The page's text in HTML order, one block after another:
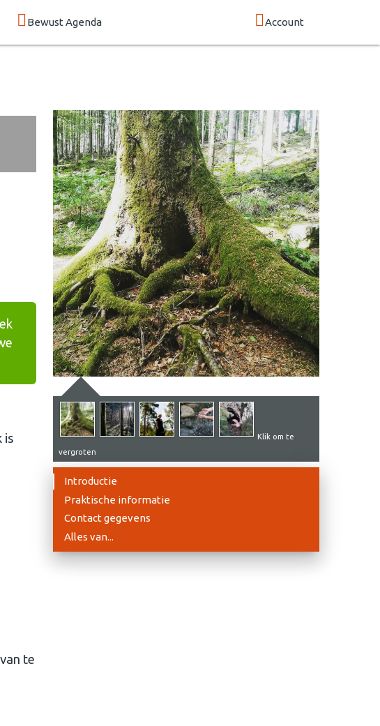
Bewust Agenda Account
is
te
Klik om te
vergroten
Introductie
Praktische informatie
Contact gegevens
Alles van...